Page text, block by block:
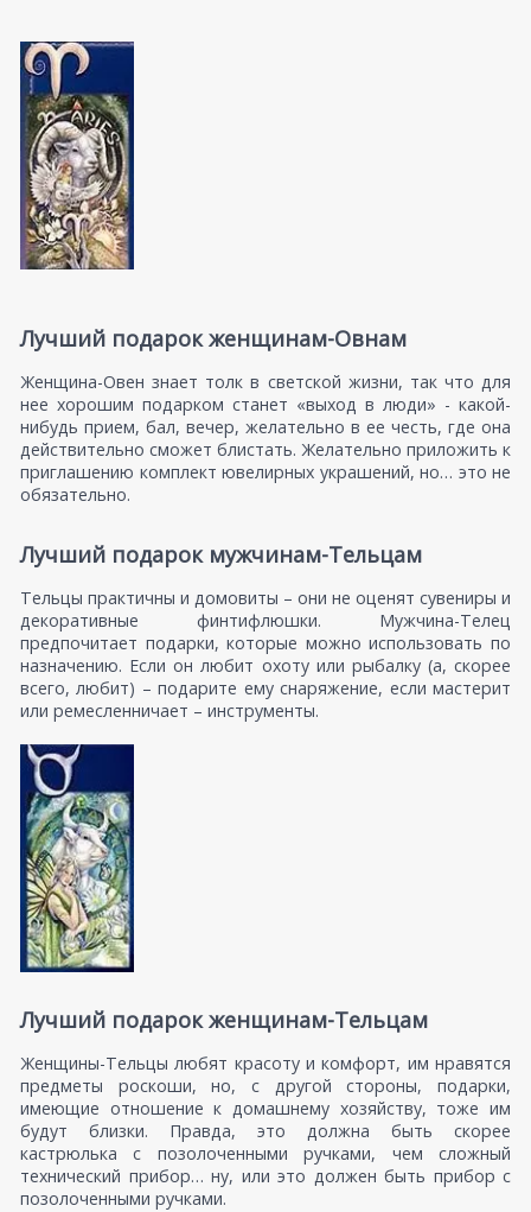
Лучший подарок женщинам-Овнам
Женщина-Овен знает толк в светской жизни, так что для
нее хорошим подарком станет «выход в люди» - какой-
нибудь прием, бал, вечер, желательно в ее честь, где она
действительно сможет блистать. Желательно приложить к
приглашению комплект ювелирных украшений, но… это не
обязательно.
Лучший подарок мужчинам-Тельцам
Тельцы практичны и домовиты – они не оценят сувениры и
декоративные финтифлюшки. Мужчина-Телец
предпочитает подарки, которые можно использовать по
назначению. Если он любит охоту или рыбалку (а, скорее
всего, любит) – подарите ему снаряжение, если мастерит
или ремесленничает – инструменты.
Лучший подарок женщинам-Тельцам
Женщины-Тельцы любят красоту и комфорт, им нравятся
предметы роскоши, но, с другой стороны, подарки,
имеющие отношение к домашнему хозяйству, тоже им
будут близки. Правда, это должна быть скорее
кастрюлька с позолоченными ручками, чем сложный
технический прибор… ну, или это должен быть прибор с
позолоченными ручками.